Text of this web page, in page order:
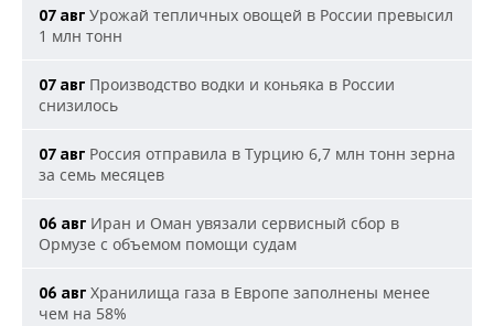
07 авг Урожай тепличных овощей в России превысил
1 млн тонн
07 авг Производство водки и коньяка в России
снизилось
07 авг Россия отправила в Турцию 6,7 млн тонн зерна
за семь месяцев
06 авг Иран и Оман увязали сервисный сбор в
Ормузе с объемом помощи судам
06 авг Хранилища газа в Европе заполнены менее
чем на 58%